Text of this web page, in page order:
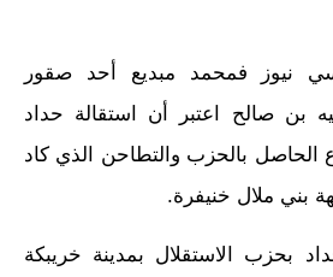
نيوز فمحمد مبديع أحد صقور
بن صالح اعتبر أن استقالة حداد
الحاصل بالحزب والتطاحن الذي كاد
بني ملال خنيفرة.
بحزب الاستقلال بمدينة خريبكة